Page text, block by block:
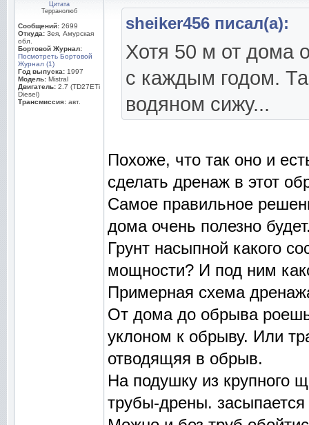
Цитата
Терранолюб
Сообщений: 2699
Откуда: Зея, Амурская
обл.
Бортовой Журнал:
Посмотреть Бортовой
Журнал (1)
Год выпуска: 1997
Модель: Mistral
Двигатель: 2.7 (TD27ETi
Diesel)
Трансмиссия: авт.
sheiker456 писал(а):
Хотя 50 м от дома
с каждым годом.
водяном сижу...
Похоже, что так оно и
сделать дренаж в этот
Самое правильное
дома очень полезно
Грунт насыпной какого
мощности? И под ним
Примерная схема
От дома до обрыва
уклоном к обрыву. Или
отводящяя в обрыв.
На подушку из крупного
трубы-дрены.